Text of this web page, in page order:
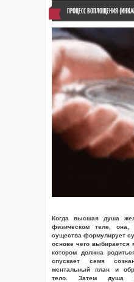
ПРОЦЕСС ВОПЛОЩЕНИЯ
Когда высшая душа
физическом теле, она,
существа формулирует
основе чего выбирается
котором должна
спускает семя
ментальный план и
тело. Затем душа